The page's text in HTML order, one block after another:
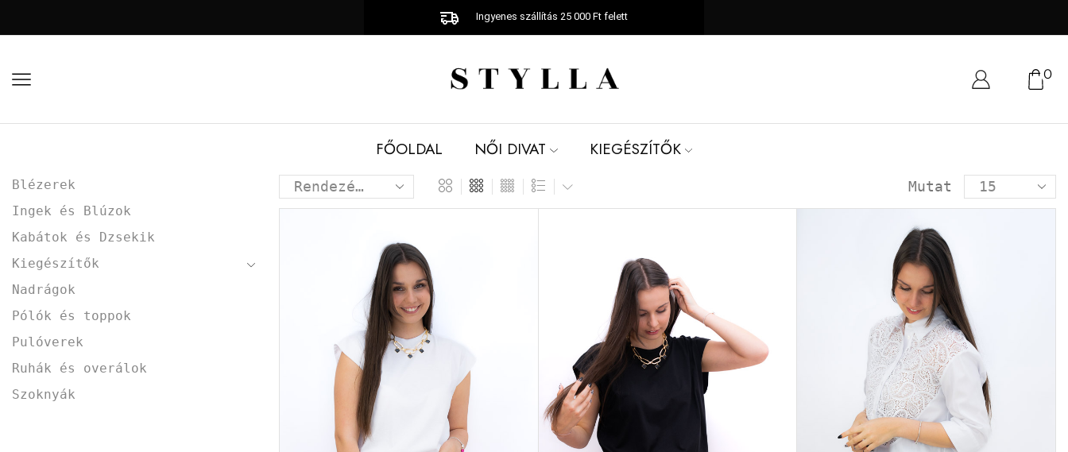
Ingyenes szállítás 25 000 Ft felett
0
FŐOLDAL NŐI DIVAT KIEGÉSZÍTŐK
Mutat
Blézerek
Ingek és Blúzok
Kabátok és Dzsekik
Kiegészítők
Nadrágok
Pólók és toppok
Pulóverek
Ruhák és overálok
Szoknyák